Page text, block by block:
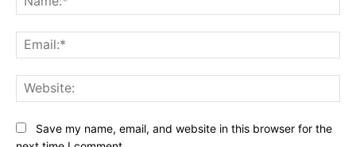
Save my name, email, and website in this browser for the